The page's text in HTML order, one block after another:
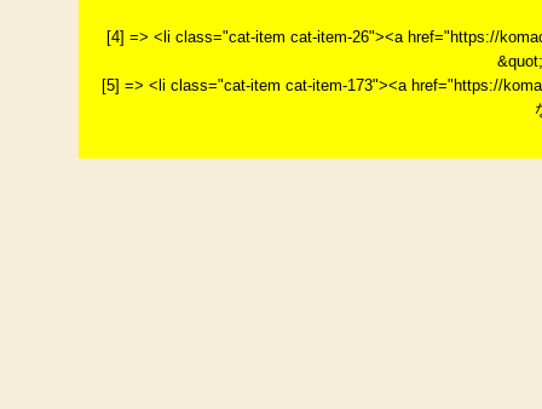
[4] => <li class="cat-item cat-item-26"><a href="https://
[5] => <li class="cat-item cat-item-173"><a href="https://